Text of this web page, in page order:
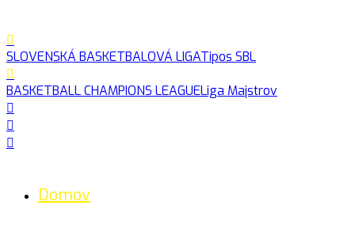
SLOVENSKÁ BASKETBALOVÁ LIGATipos SBL
BASKETBALL CHAMPIONS LEAGUELiga Majstrov
Domov